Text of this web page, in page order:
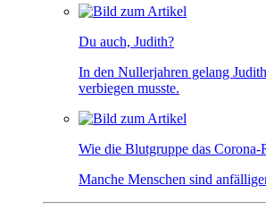
Du auch, Judith?
In den Nullerjahren gelang
verbiegen musste.
Wie die Blutgruppe das Corona-
Manche Menschen sind